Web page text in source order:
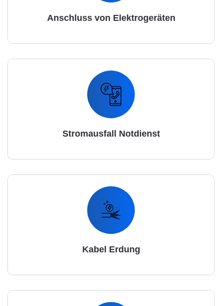
Anschluss von Elektrogeräten
Stromausfall Notdienst
Kabel Erdung